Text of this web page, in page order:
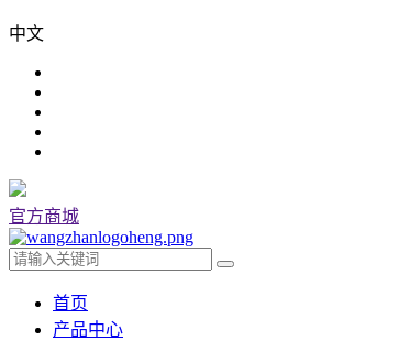
中文
官方商城
首页
产品中心